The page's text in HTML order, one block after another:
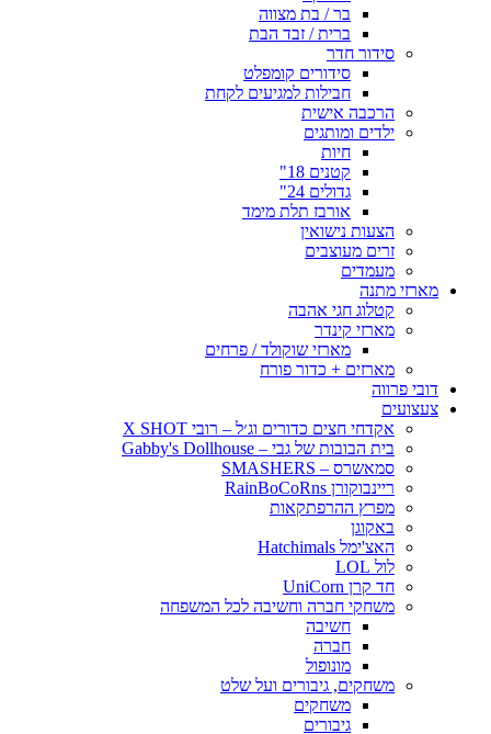
בר / בת מצווה
ברית / זבד הבת
סידור חדר
סידורים קומפלט
חבילות למגיעים לקחת
הרכבה אישית
ילדים ומותגים
חיות
קטנים 18"
גדולים 24"
אורבז תלת מימד
הצעות נישואין
זרים מעוצבים
מעמדים
מארזי מתנה
קטלוג חגי אהבה
מארזי קינדר
מארזי שוקולד / פרחים
מארזים + כדור פורח
דובי פרווה
צעצועים
אקדחי חצים כדורים וג׳ל – רובי X SHOT
בית הבובות של גבי – Gabby's Dollhouse
סמאשרס – SMASHERS
ריינבוקורן RainBoCoRns
מפרץ ההרפתקאות
באקוגן
האצ'ימל Hatchimals
לול LOL
חד קרן UniCorn
משחקי חברה וחשיבה לכל המשפחה
חשיבה
חברה
מונופול
משחקים, גיבורים ועל שלט
משחקים
גיבורים